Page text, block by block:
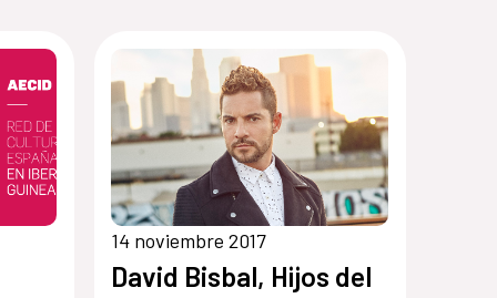
14 noviembre 2017
David Bisbal, Hijos del